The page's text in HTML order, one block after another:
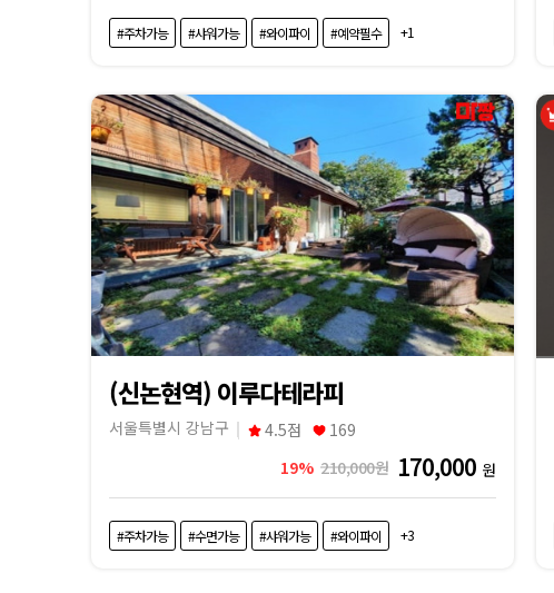
#주차가능 #샤워가능 #와이파이 #예약필수 +1
(신논현역) 이루다테라피
서울특별시 강남구 4.5점
169
19% 210,000원 170,000 원
#주차가능 #수면가능 #샤워가능 #와이파이 +3